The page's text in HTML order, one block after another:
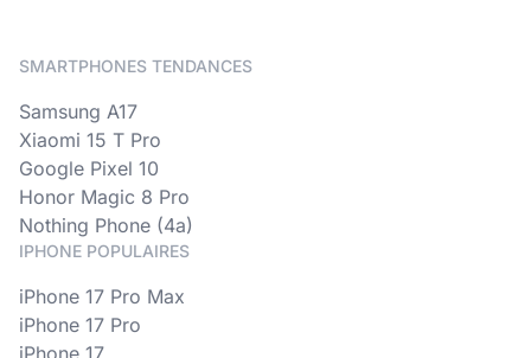
SMARTPHONES TENDANCES
Samsung A17
Xiaomi 15 T Pro
Google Pixel 10
Honor Magic 8 Pro
Nothing Phone (4a)
IPHONE POPULAIRES
iPhone 17 Pro Max
iPhone 17 Pro
iPhone 17